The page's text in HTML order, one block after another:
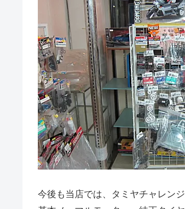
今後も当店では、タミヤチャレン